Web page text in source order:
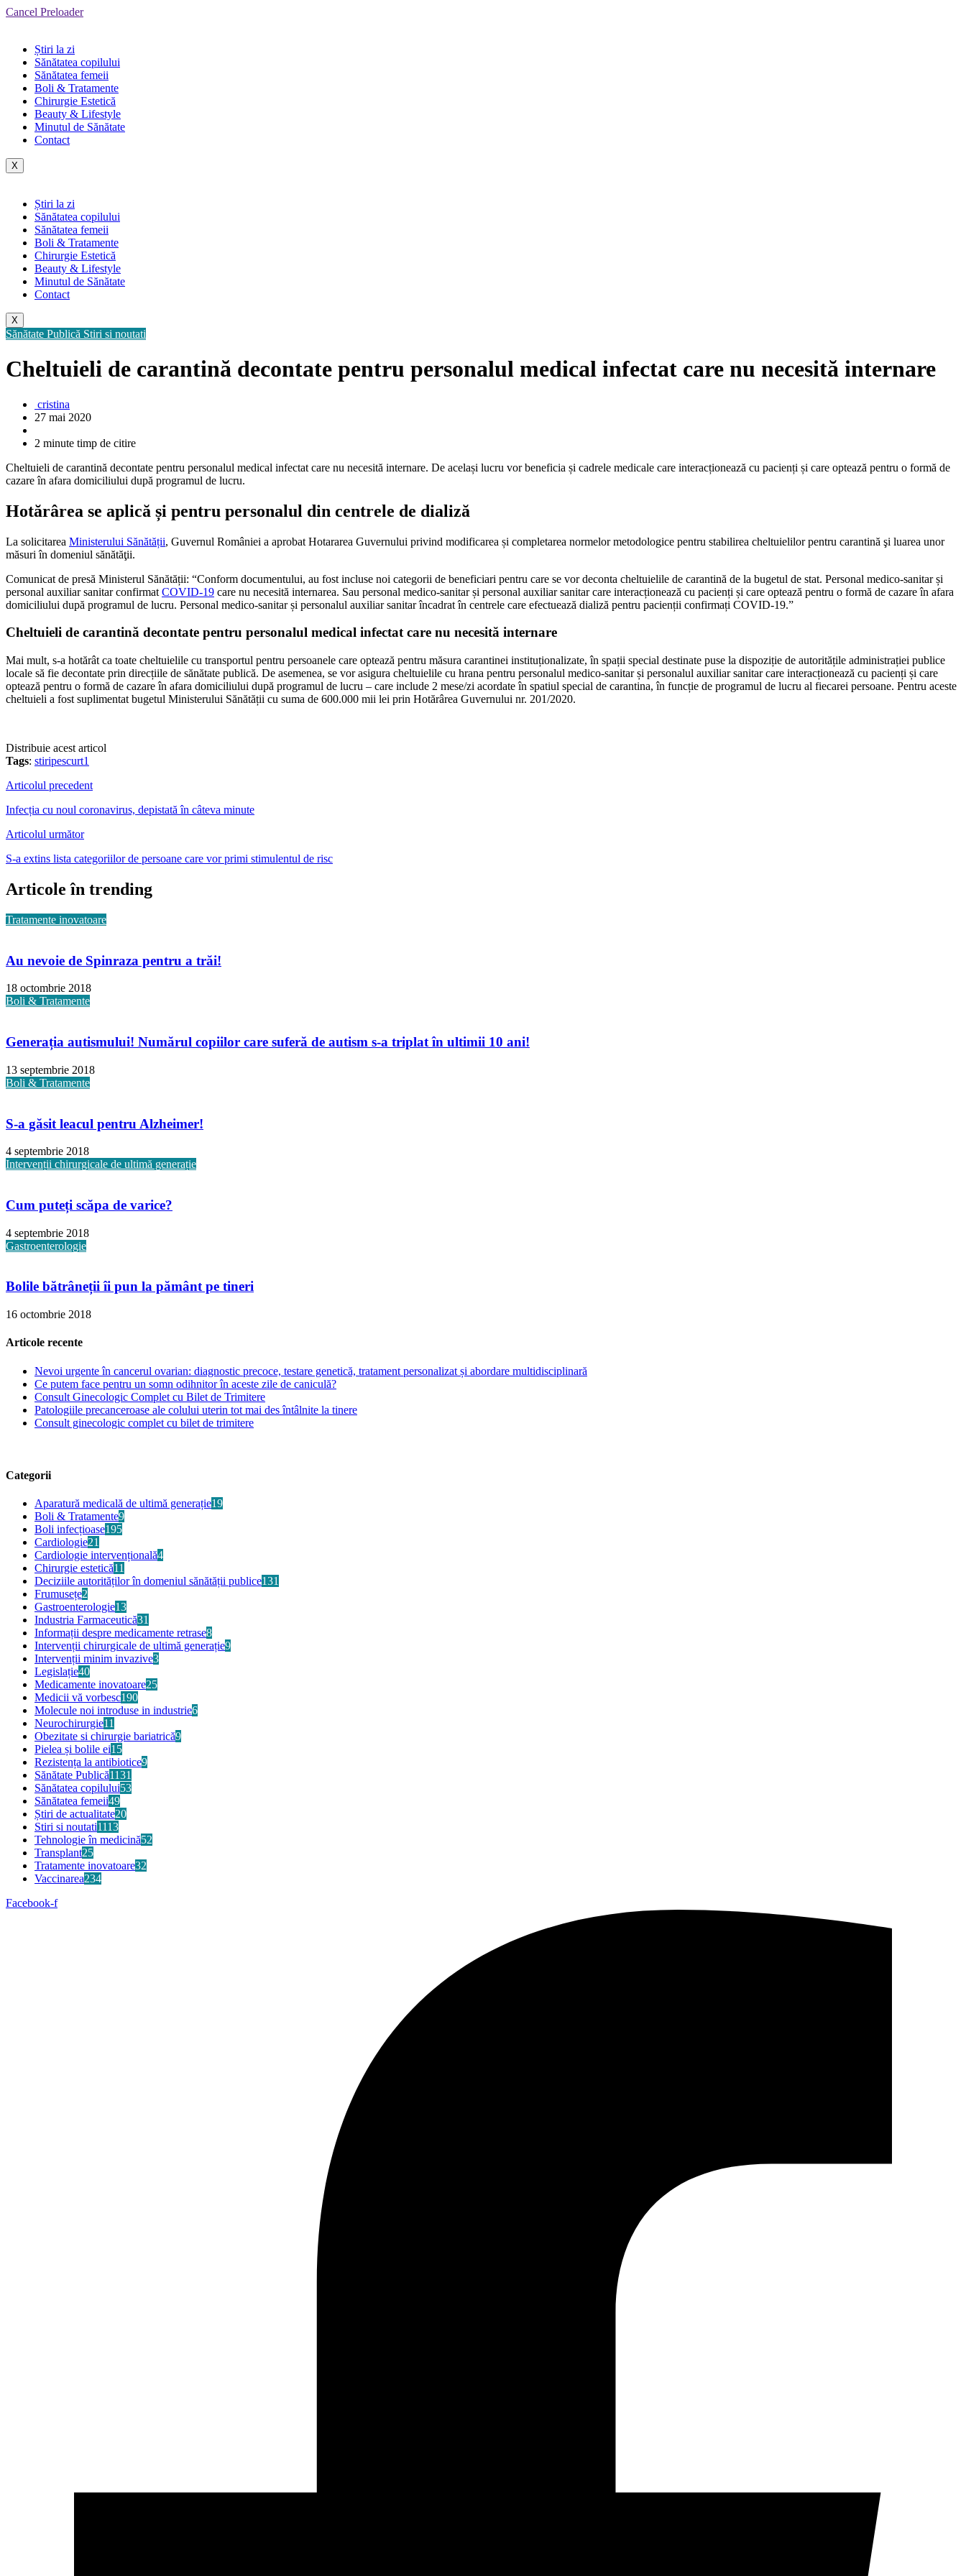
Cancel Preloader
Știri la zi
Sănătatea copilului
Sănătatea femeii
Boli & Tratamente
Chirurgie Estetică
Beauty & Lifestyle
Minutul de Sănătate
Contact
X
Știri la zi
Sănătatea copilului
Sănătatea femeii
Boli & Tratamente
Chirurgie Estetică
Beauty & Lifestyle
Minutul de Sănătate
Contact
X
Sănătate Publică Stiri si noutati
Cheltuieli de carantină decontate pentru personalul medical infectat care nu necesită internare
cristina
27 mai 2020
2 minute timp de citire
Cheltuieli de carantină decontate pentru personalul medical infectat care nu necesită internare. De același lucru vor beneficia și cadrele medicale care interacționează cu pacienți și care optează pentru o formă de
cazare în afara domiciliului după programul de lucru.
Hotărârea se aplică și pentru personalul din centrele de dializă
La solicitarea Ministerului Sănătății, Guvernul României a aprobat Hotararea Guvernului privind modificarea și completarea normelor metodologice pentru stabilirea cheltuielilor pentru carantină şi luarea unor
măsuri în domeniul sănătăţii.
Comunicat de presă Ministerul Sănătății: “Conform documentului, au fost incluse noi categorii de beneficiari pentru care se vor deconta cheltuielile de carantină de la bugetul de stat. Personal medico-sanitar și
personal auxiliar sanitar confirmat COVID-19 care nu necesită internarea. Sau personal medico-sanitar și personal auxiliar sanitar care interacționează cu pacienți și care optează pentru o formă de cazare în afara
domiciliului după programul de lucru. Personal medico-sanitar și personalul auxiliar sanitar încadrat în centrele care efectuează dializă pentru pacienții confirmați COVID-19.”
Cheltuieli de carantină decontate pentru personalul medical infectat care nu necesită internare
Mai mult, s-a hotărât ca toate cheltuielile cu transportul pentru persoanele care optează pentru măsura carantinei instituționalizate, în spații special destinate puse la dispoziție de autoritățile administrației publice
locale să fie decontate prin direcțiile de sănătate publică. De asemenea, se vor asigura cheltuielile cu hrana pentru personalul medico-sanitar și personalul auxiliar sanitar care interacționează cu pacienți și care
optează pentru o formă de cazare în afara domiciliului după programul de lucru – care include 2 mese/zi acordate în spatiul special de carantina, în funcție de programul de lucru al fiecarei persoane. Pentru aceste
cheltuieli a fost suplimentat bugetul Ministerului Sănătății cu suma de 600.000 mii lei prin Hotărârea Guvernului nr. 201/2020.
Distribuie acest articol
Tags: stiripescurt1
Articolul precedent
Infecția cu noul coronavirus, depistată în câteva minute
Articolul următor
S-a extins lista categoriilor de persoane care vor primi stimulentul de risc
Articole în trending
Tratamente inovatoare
Au nevoie de Spinraza pentru a trăi!
18 octombrie 2018
Boli & Tratamente
Generația autismului! Numărul copiilor care suferă de autism s-a triplat în ultimii 10 ani!
13 septembrie 2018
Boli & Tratamente
S-a găsit leacul pentru Alzheimer!
4 septembrie 2018
Intervenții chirurgicale de ultimă generație
Cum puteți scăpa de varice?
4 septembrie 2018
Gastroenterologie
Bolile bătrâneții îi pun la pământ pe tineri
16 octombrie 2018
Articole recente
Nevoi urgente în cancerul ovarian: diagnostic precoce, testare genetică, tratament personalizat și abordare multidisciplinară
Ce putem face pentru un somn odihnitor în aceste zile de caniculă?
Consult Ginecologic Complet cu Bilet de Trimitere
Patologiile precanceroase ale colului uterin tot mai des întâlnite la tinere
Consult ginecologic complet cu bilet de trimitere
Categorii
Aparatură medicală de ultimă generație19
Boli & Tratamente9
Boli infecțioase195
Cardiologie21
Cardiologie intervențională4
Chirurgie estetică11
Deciziile autorităților în domeniul sănătății publice131
Frumusețe2
Gastroenterologie13
Industria Farmaceutică31
Informații despre medicamente retrase8
Intervenții chirurgicale de ultimă generație9
Intervenții minim invazive3
Legislație40
Medicamente inovatoare25
Medicii vă vorbesc190
Molecule noi introduse in industrie6
Neurochirurgie11
Obezitate si chirurgie bariatrică9
Pielea și bolile ei15
Rezistența la antibiotice9
Sănătate Publică1131
Sănătatea copilului53
Sănătatea femeii49
Știri de actualitate20
Stiri si noutati1113
Tehnologie în medicină52
Transplant25
Tratamente inovatoare32
Vaccinarea234
Facebook-f